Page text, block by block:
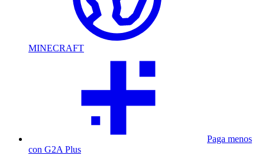
MINECRAFT
Paga menos
con G2A Plus